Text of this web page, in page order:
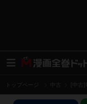
トップページ 中古 [中